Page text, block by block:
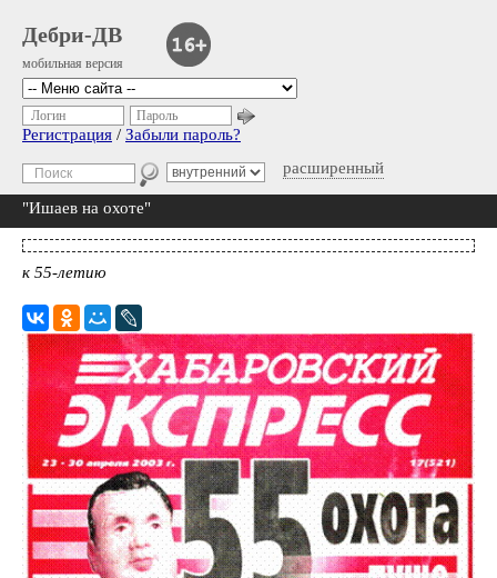
Дебри-ДВ
мобильная версия
расширенный
Логин Пароль
Регистрация / Забыли пароль?
"Ишаев на охоте"
к 55-летию